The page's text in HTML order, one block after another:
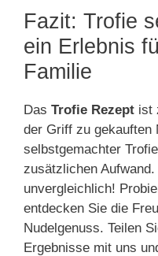
Fazit: Trofie
ein Erlebnis
Familie
Das Trofie Rezept ist
der Griff zu gekauften
selbstgemachter
zusätzlichen
unvergleichlich!
entdecken Sie die
Nudelgenuss. Teilen
Ergebnisse mit uns